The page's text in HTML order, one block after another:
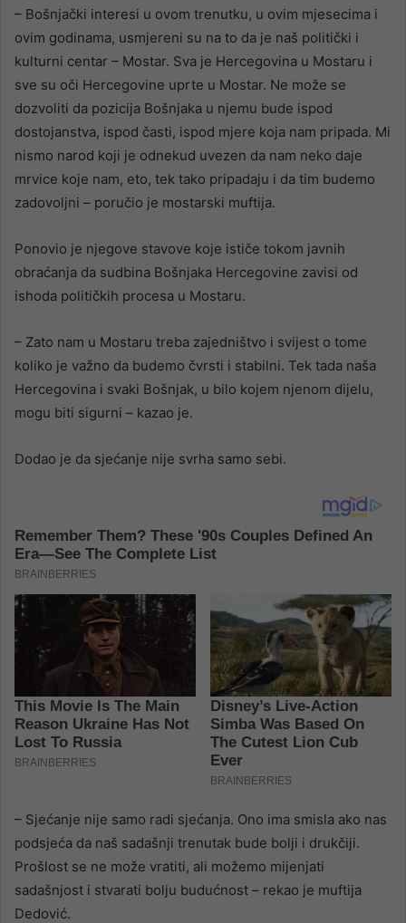
– Bošnjački interesi u ovom trenutku, u ovim mjesecima i
ovim godinama, usmjereni su na to da je naš politički i
kulturni centar – Mostar. Sva je Hercegovina u Mostaru i
sve su oči Hercegovine uprte u Mostar. Ne može se
dozvoliti da pozicija Bošnjaka u njemu bude ispod
dostojanstva, ispod časti, ispod mjere koja nam pripada. Mi
nismo narod koji je odnekud uvezen da nam neko daje
mrvice koje nam, eto, tek tako pripadaju i da tim budemo
zadovoljni – poručio je mostarski muftija.
Ponovio je njegove stavove koje ističe tokom javnih
obraćanja da sudbina Bošnjaka Hercegovine zavisi od
ishoda političkih procesa u Mostaru.
– Zato nam u Mostaru treba zajedništvo i svijest o tome
koliko je važno da budemo čvrsti i stabilni. Tek tada naša
Hercegovina i svaki Bošnjak, u bilo kojem njenom dijelu,
mogu biti sigurni – kazao je.
Dodao je da sjećanje nije svrha samo sebi.
– Sjećanje nije samo radi sjećanja. Ono ima smisla ako nas
podsjeća da naš sadašnji trenutak bude bolji i drukčiji.
Prošlost se ne može vratiti, ali možemo mijenjati
sadašnjost i stvarati bolju budućnost – rekao je muftija
Dedović.